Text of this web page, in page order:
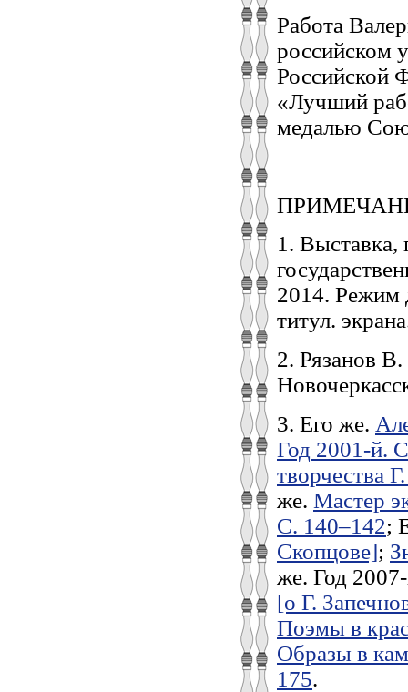
Работа
российском
Российской
«Лучший
медалью
1.
2014. Режим
титул.
2. Рязанов В.
3. Его же.
Год 2001-й.
творчества
же. Мастер
С. 140–142;
Скопцове];
же. Год
[о Г.
Поэмы в
Образы в
175.